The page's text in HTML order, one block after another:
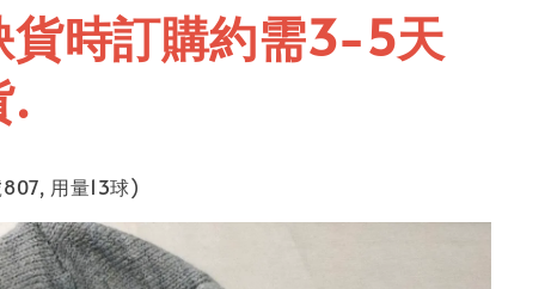
貨時訂購約需3-5天
.
用量13球)